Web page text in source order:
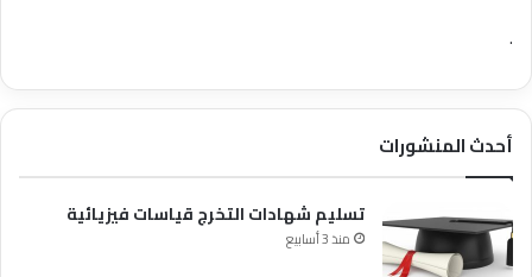
.
أحدث المنشورات
تسليم شهادات التخرج قياسات فيزيائية
منذ 3 أسابيع